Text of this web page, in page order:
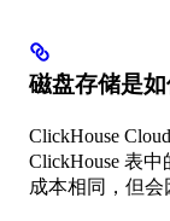
磁盘存储是
ClickHouse
ClickHouse 表
成本相同，但会